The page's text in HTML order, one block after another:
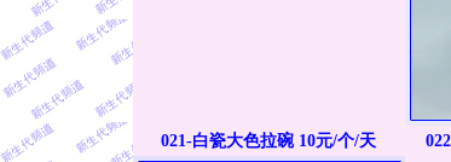
021-白瓷大色拉碗 10元/个/天